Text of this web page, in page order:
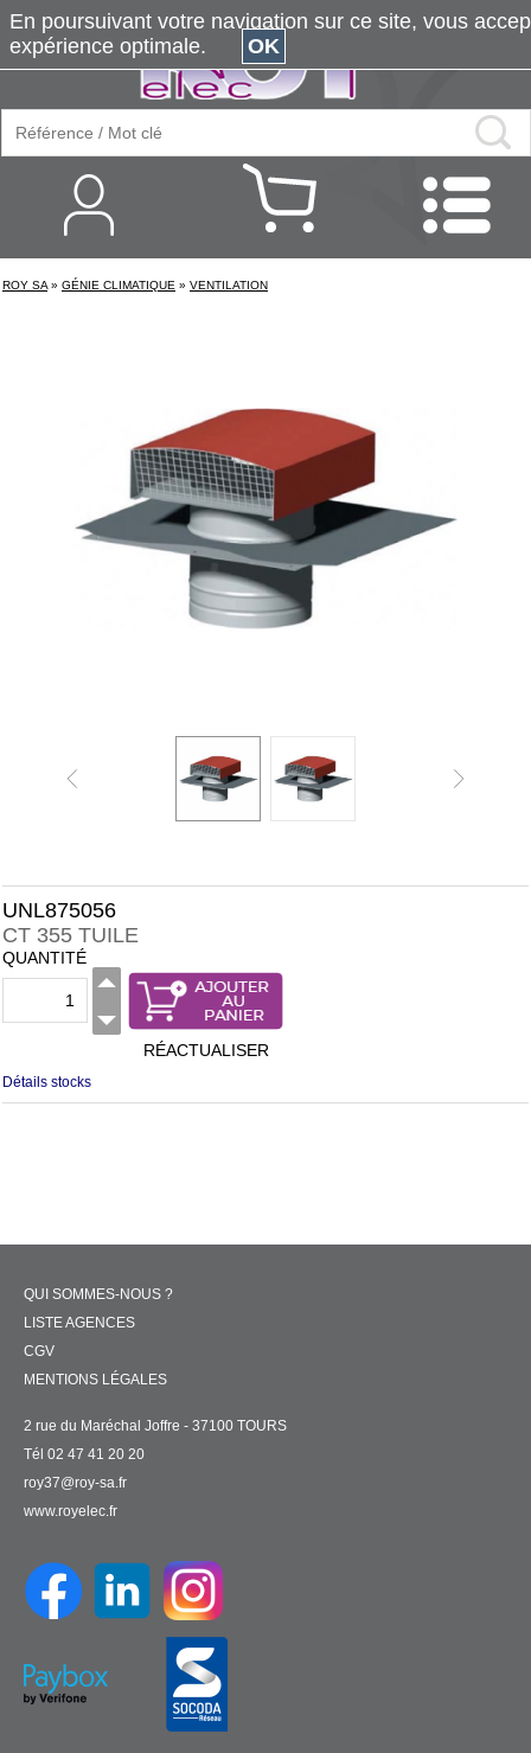
ROY SA » GÉNIE CLIMATIQUE » VENTILATION
UNL875056
CT 355 TUILE
QUANTITÉ
RÉACTUALISER
Détails stocks
QUI SOMMES-NOUS ?
LISTE AGENCES
CGV
MENTIONS LÉGALES
2 rue du Maréchal Joffre - 37100 TOURS
Tél 02 47 41 20 20
roy37@roy-sa.fr
www.royelec.fr
En poursuivant votre navigation sur ce site, vous
expérience optimale.
OK